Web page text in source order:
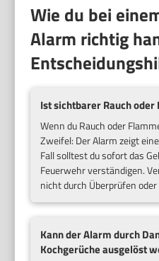
Wie du bei
Alarm richtig
Ist sichtbarer Rauch oder
Wenn du Rauch oder
Zweifel: Der Alarm zeigt
Fall solltest du sofort das
Feuerwehr verständigen.
nicht durch Überprüfen
Kann der Alarm durch
Kochgerüche ausgelöst